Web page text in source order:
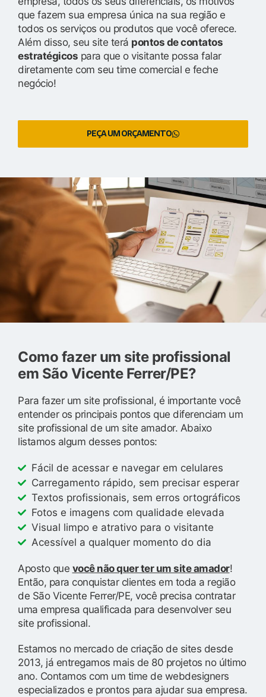
que fazem sua empresa única na sua região e
todos os serviços ou produtos que você oferece.
Além disso, seu site terá pontos de contatos
estratégicos para que o visitante possa falar
diretamente com seu time comercial e feche
negócio!
PEÇA UM ORÇAMENTO
Como fazer um site profissional
em São Vicente Ferrer/PE?
Para fazer um site profissional, é importante você
entender os principais pontos que diferenciam um
site profissional de um site amador. Abaixo
listamos algum desses pontos:
Fácil de acessar e navegar em celulares
Carregamento rápido, sem precisar esperar
Textos profissionais, sem erros ortográficos
Fotos e imagens com qualidade elevada
Visual limpo e atrativo para o visitante
Acessível a qualquer momento do dia
Aposto que você não quer ter um site amador!
Então, para conquistar clientes em toda a região
de São Vicente Ferrer/PE, você precisa contratar
uma empresa qualificada para desenvolver seu
site profissional.
Estamos no mercado de criação de sites desde
2013, já entregamos mais de 80 projetos no último
ano. Contamos com um time de webdesigners
especializados e prontos para ajudar sua empresa.